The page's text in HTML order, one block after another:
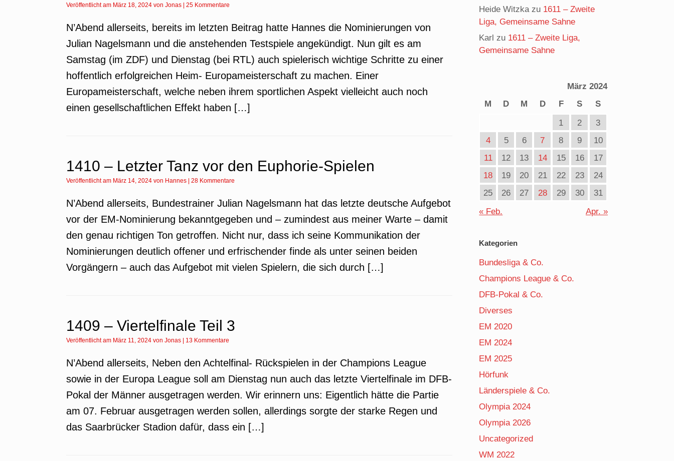
Veröffentlicht am März 18, 2024 von Jonas 25 Kommentare
N’Abend allerseits, bereits im letzten Beitrag hatte Hannes die Nominierungen von
Julian Nagelsmann und die anstehenden Testspiele angekündigt. Nun gilt es am
Samstag (im ZDF) und Dienstag (bei RTL) auch spielerisch wichtige Schritte zu einer
hoffentlich erfolgreichen Heim- Europameisterschaft zu machen. Einer
Europameisterschaft, welche neben ihrem sportlichen Aspekt vielleicht auch noch
einen gesellschaftlichen Effekt haben […]
1410 – Letzter Tanz vor den Euphorie-Spielen
Veröffentlicht am März 14, 2024 von Hannes 28 Kommentare
N’Abend allerseits, Bundestrainer Julian Nagelsmann hat das letzte deutsche Aufgebot
vor der EM-Nominierung bekanntgegeben und – zumindest aus meiner Warte – damit
den genau richtigen Ton getroffen. Nicht nur, dass ich seine Kommunikation der
Nominierungen deutlich offener und erfrischender finde als unter seinen beiden
Vorgängern – auch das Aufgebot mit vielen Spielern, die sich durch […]
1409 – Viertelfinale Teil 3
Veröffentlicht am März 11, 2024 von Jonas 13 Kommentare
N’Abend allerseits, Neben den Achtelfinal- Rückspielen in der Champions League
sowie in der Europa League soll am Dienstag nun auch das letzte Viertelfinale im DFB-
Pokal der Männer ausgetragen werden. Wir erinnern uns: Eigentlich hätte die Partie
am 07. Februar ausgetragen werden sollen, allerdings sorgte der starke Regen und
das Saarbrücker Stadion dafür, dass ein […]
Heide Witzkazu 1611 – Zweite
Liga, Gemeinsame Sahne
Karl zu 1611 – Zweite Liga,
Gemeinsame Sahne
März 2024
M
D M D F S
S
1
2
3
4
5 6 7 8 9
10
11
12 13 14 15 16
17
18
19 20 21 22 23
24
25
26 27 28 29 30
31
« Feb.
Apr. »
Kategorien
Bundesliga & Co.
Champions League & Co.
DFB-Pokal & Co.
Diverses
EM 2020
EM 2024
EM 2025
Hörfunk
Länderspiele & Co.
Olympia 2024
Olympia 2026
Uncategorized
WM 2022